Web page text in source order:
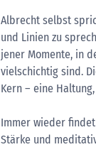
Albrecht selbst
und Linien zu
jener Momente, in
vielschichtig sind.
Kern – eine
Immer wieder
Stärke und